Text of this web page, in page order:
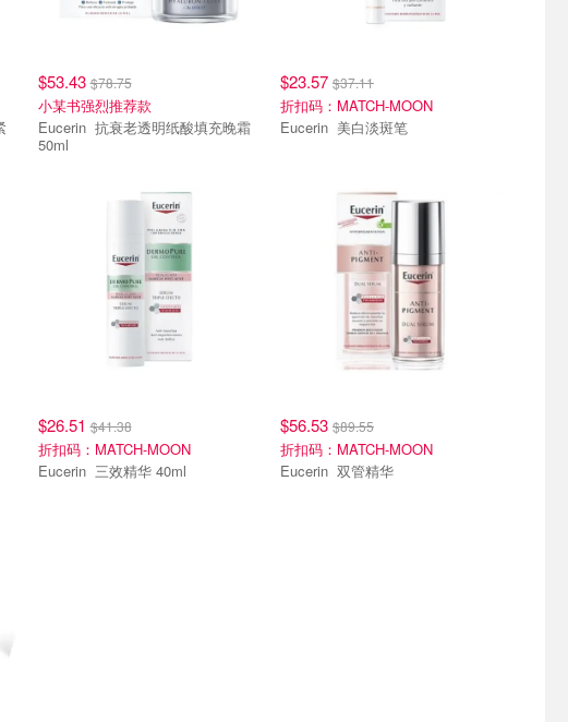
$53.43$78.75
小某书强烈推荐款
Eucerin 抗衰老透明纸酸填充晚霜
50ml
$23.57 $37.11
折扣码：MATCH-MOON
Eucerin 美白淡斑笔
$26.51$41.38
折扣码：MATCH-MOON
Eucerin 三效精华 40ml
$56.53 $89.55
折扣码：MATCH-MOON
Eucerin 双管精华